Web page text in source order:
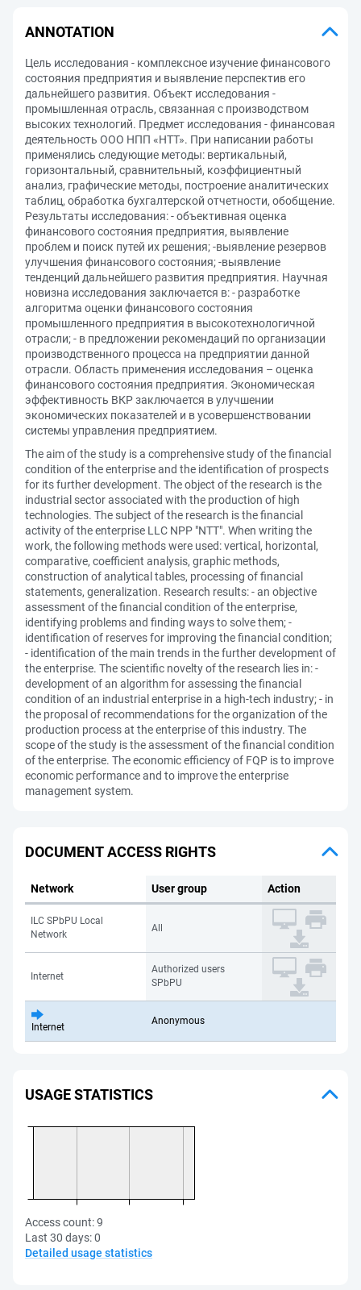
ANNOTATION
Цель исследования - комплексное изучение финансового
состояния предприятия и выявление перспектив его
дальнейшего развития. Объект исследования -
промышленная отрасль, связанная с производством
высоких технологий. Предмет исследования - финансовая
деятельность ООО НПП «НТТ». При написании работы
применялись следующие методы: вертикальный,
горизонтальный, сравнительный, коэффициентный
анализ, графические методы, построение аналитических
таблиц, обработка бухгалтерской отчетности, обобщение.
Результаты исследования: - объективная оценка
финансового состояния предприятия, выявление
проблем и поиск путей их решения; -выявление резервов
улучшения финансового состояния; -выявление
тенденций дальнейшего развития предприятия. Научная
новизна исследования заключается в: - разработке
алгоритма оценки финансового состояния
промышленного предприятия в высокотехнологичной
отрасли; - в предложении рекомендаций по организации
производственного процесса на предприятии данной
отрасли. Область применения исследования – оценка
финансового состояния предприятия. Экономическая
эффективность ВКР заключается в улучшении
экономических показателей и в усовершенствовании
системы управления предприятием.
The aim of the study is a comprehensive study of the financial
condition of the enterprise and the identification of prospects
for its further development. The object of the research is the
industrial sector associated with the production of high
technologies. The subject of the research is the financial
activity of the enterprise LLC NPP "NTT". When writing the
work, the following methods were used: vertical, horizontal,
comparative, coefficient analysis, graphic methods,
construction of analytical tables, processing of financial
statements, generalization. Research results: - an objective
assessment of the financial condition of the enterprise,
identifying problems and finding ways to solve them; -
identification of reserves for improving the financial condition;
- identification of the main trends in the further development of
the enterprise. The scientific novelty of the research lies in: -
development of an algorithm for assessing the financial
condition of an industrial enterprise in a high-tech industry; - in
the proposal of recommendations for the organization of the
production process at the enterprise of this industry. The
scope of the study is the assessment of the financial condition
of the enterprise. The economic efficiency of FQP is to improve
economic performance and to improve the enterprise
management system.
DOCUMENT ACCESS RIGHTS
Network User group Action
ILC SPbPU Local
Network
All
Internet
Authorized users
SPbPU
Internet
Anonymous
USAGE STATISTICS
Access count:9
Last 30 days:0
Detailed usage statistics